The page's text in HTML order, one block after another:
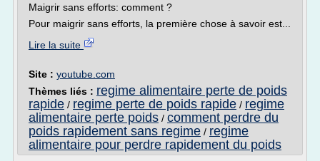
Maigrir sans efforts: comment ?
Pour maigrir sans efforts, la première chose à savoir est...
Lire la suite
Site : youtube.com
Thèmes liés : regime alimentaire perte de poids
rapide / regime perte de poids rapide / regime
alimentaire perte poids / comment perdre du
poids rapidement sans regime / regime
alimentaire pour perdre rapidement du poids